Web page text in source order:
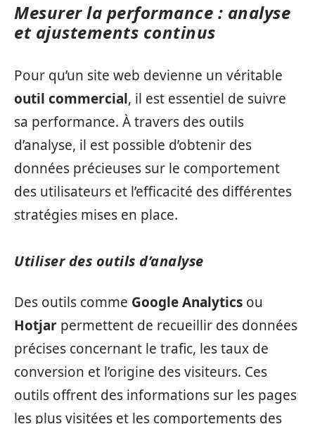
Mesurer la performance : analyse
et ajustements continus
Pour qu’un site web devienne un véritable
outil commercial, il est essentiel de suivre
sa performance. À travers des outils
d’analyse, il est possible d’obtenir des
données précieuses sur le comportement
des utilisateurs et l’efficacité des différentes
stratégies mises en place.
Utiliser des outils d’analyse
Des outils comme Google Analytics ou
Hotjar permettent de recueillir des données
précises concernant le trafic, les taux de
conversion et l’origine des visiteurs. Ces
outils offrent des informations sur les pages
les plus visitées et les comportements des